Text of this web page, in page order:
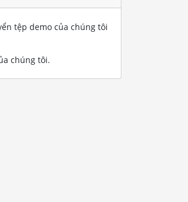
tệp demo của chúng tôi
chúng tôi.